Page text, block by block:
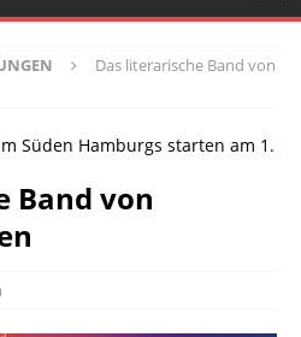
Das literarische Band von
Süden Hamburgs starten am 1.
Band von